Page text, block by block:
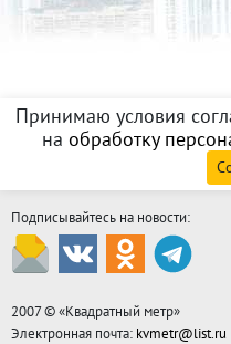
Принимаю условия
на обработку
Подписывайтесь на новости:
2007 © «Квадратный метр»
Электронная почта: kvmetr@list.ru